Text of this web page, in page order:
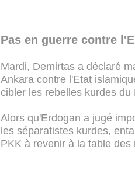
Pas en guerre contre
Mardi, Demirtas a déclaré
Ankara contre l'Etat
cibler les rebelles kurdes du
Alors qu'Erdogan a jugé
les séparatistes kurdes,
PKK à revenir à la table des